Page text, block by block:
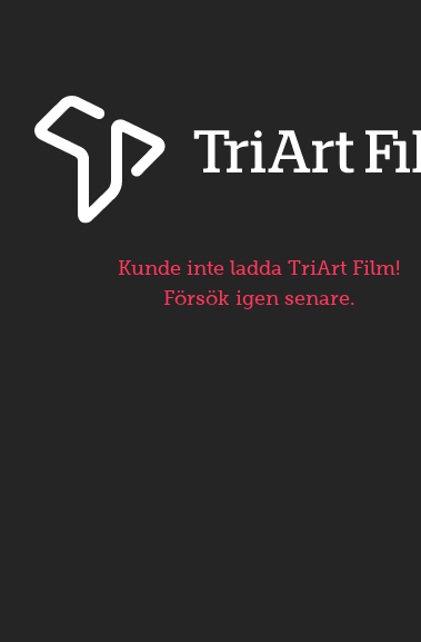
Kunde inte ladda TriArt Film!
Försök igen senare.